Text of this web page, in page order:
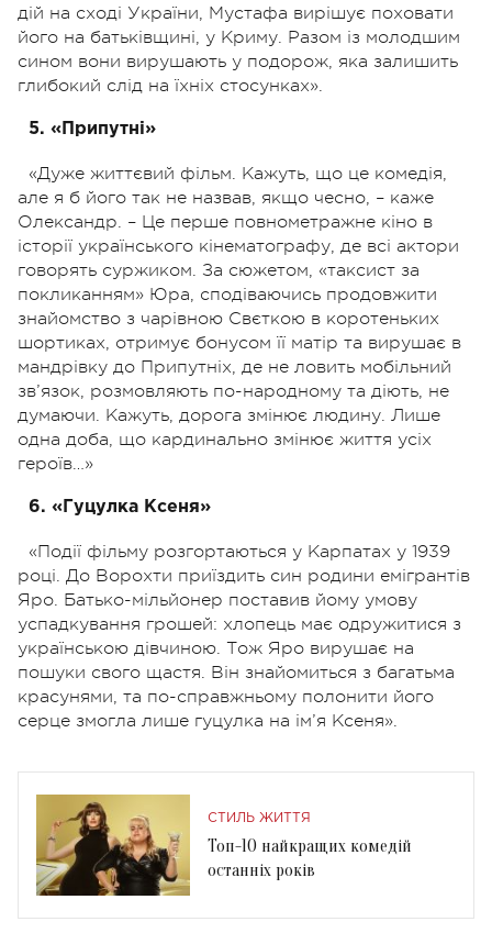
дій на сході України, Мустафа вирішує поховати
його на батьківщині, у Криму. Разом із молодшим
сином вони вирушають у подорож, яка залишить
глибокий слід на їхніх стосунках».
5. «Припутні»
«Дуже життєвий фільм. Кажуть, що це комедія,
але я б його так не назвав, якщо чесно, – каже
Олександр. – Це перше повнометражне кіно в
історії українського кінематографу, де всі актори
говорять суржиком. За сюжетом, «таксист за
покликанням» Юра, сподіваючись продовжити
знайомство з чарівною Свєткою в коротеньких
шортиках, отримує бонусом її матір та вирушає в
мандрівку до Припутніх, де не ловить мобільний
зв’язок, розмовляють по-народному та діють, не
думаючи. Кажуть, дорога змінює людину. Лише
одна доба, що кардинально змінює життя усіх
героїв…»
6. «Гуцулка Ксеня»
«Події фільму розгортаються у Карпатах у 1939
році. До Ворохти приїздить син родини емігрантів
Яро. Батько-мільйонер поставив йому умову
успадкування грошей: хлопець має одружитися з
українською дівчиною. Тож Яро вирушає на
пошуки свого щастя. Він знайомиться з багатьма
красунями, та по-справжньому полонити його
серце змогла лише гуцулка на ім’я Ксеня».
СТИЛЬ ЖИТТЯ
Топ-10 найкращих комедій
останніх років